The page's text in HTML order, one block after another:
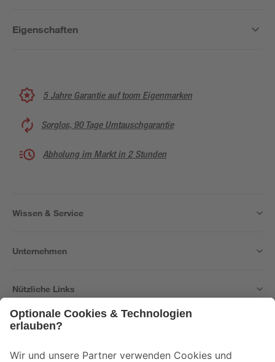
Eigenschaften
5 Jahre Garantie auf toom Eigenmarken
Sorglos, 90 Tage Umtauschgarantie
Abholung im Markt in 2 Stunden
Wissen & Service
Unternehmen
Nützliche Links
Der toom Newsletter: Keine Angebote und Aktionen mehr verpassen!